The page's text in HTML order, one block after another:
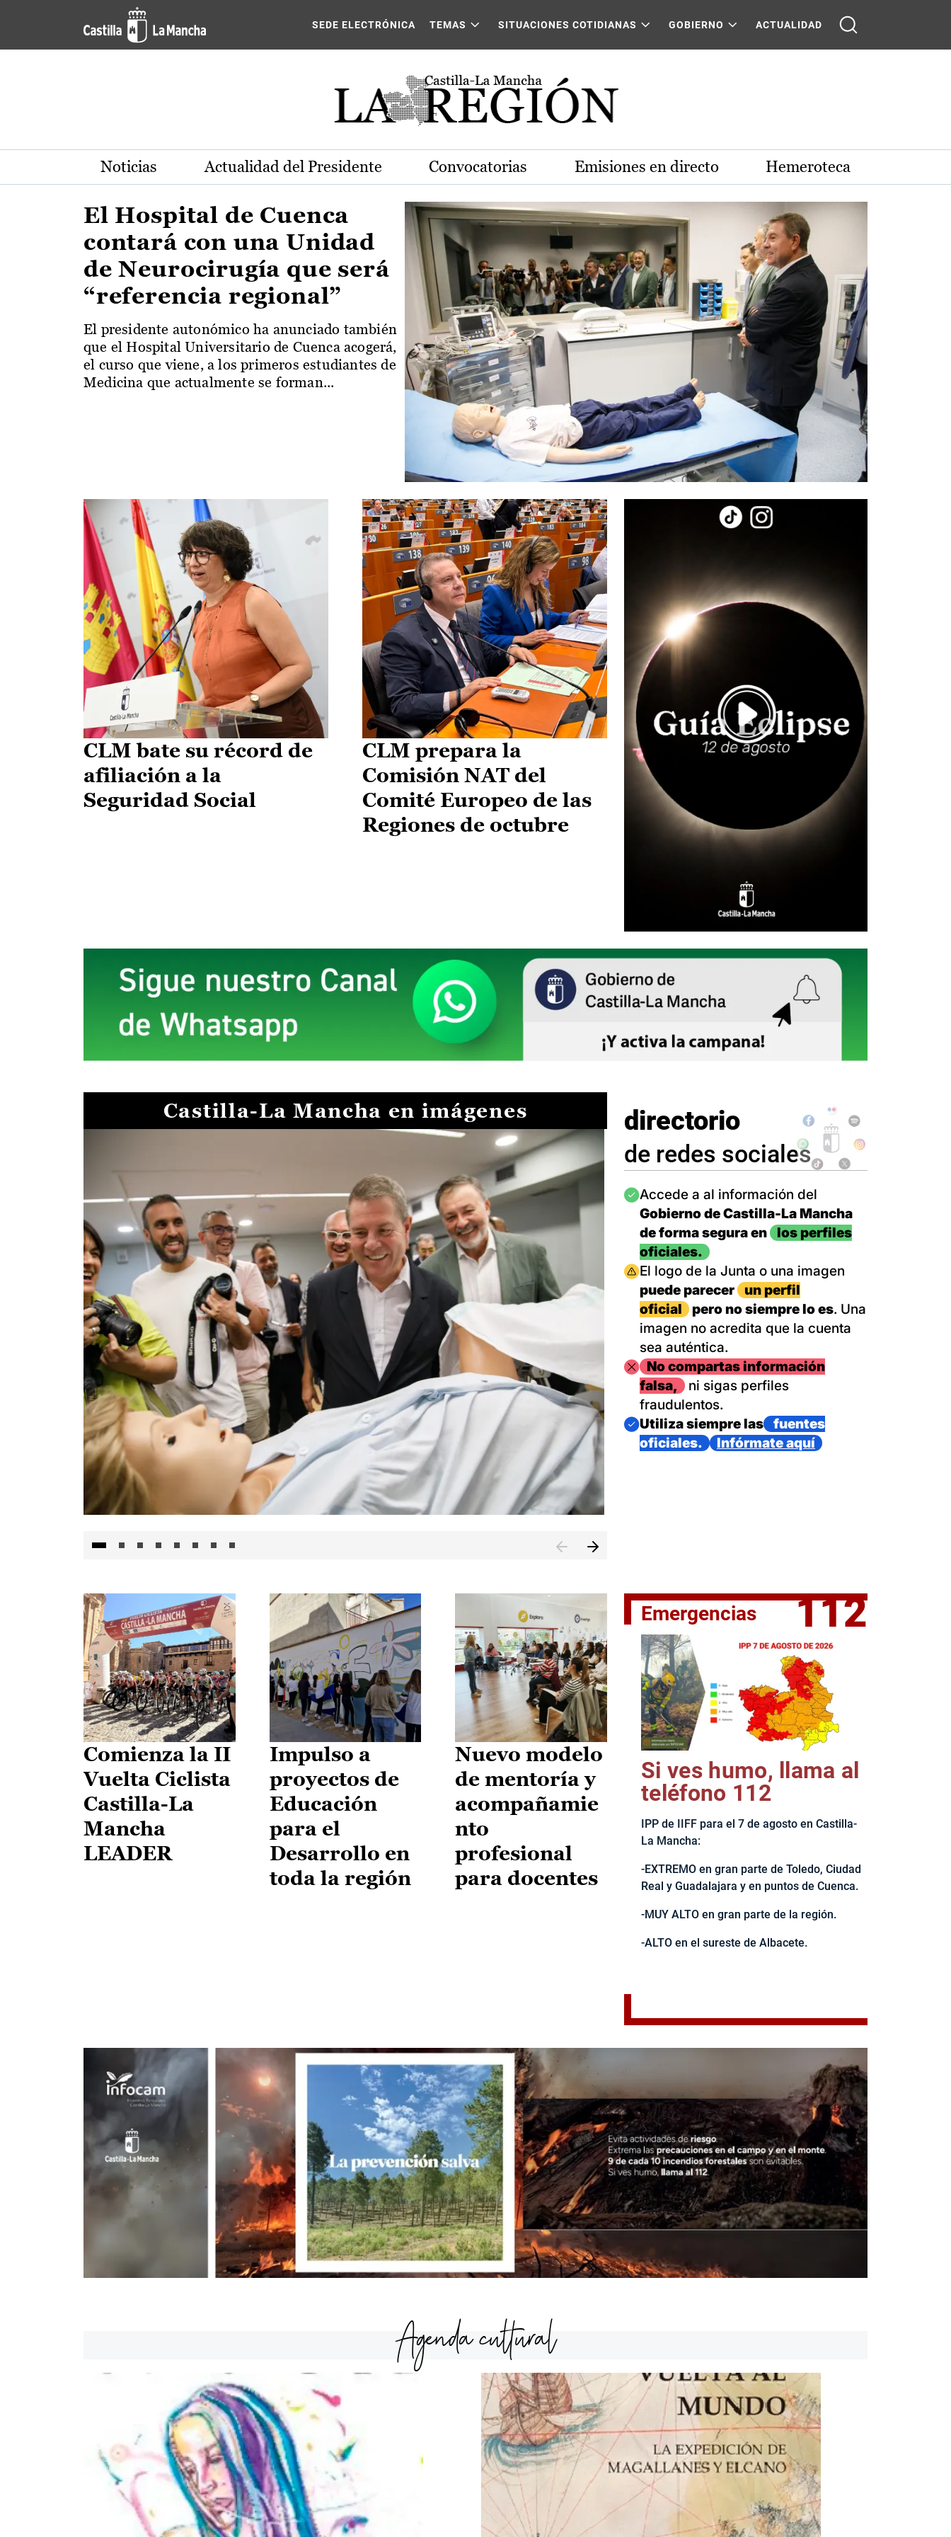
Pasar al contenido principal
Actualidad de la región de Castilla-La Mancha
SEDE ELECTRÓNICA TEMAS SITUACIONES COTIDIANAS GOBIERNO ACTUALIDAD
Noticias Actualidad del Presidente Convocatorias Emisiones en directo Hemeroteca
El Hospital de Cuenca
contará con una Unidad
de Neurocirugía que será
“referencia regional”
El presidente autonómico ha anunciado también
que el Hospital Universitario de Cuenca acogerá,
el curso que viene, a los primeros estudiantes de
Medicina que actualmente se forman...
CLM bate su récord de
afiliación a la
Seguridad Social
CLM prepara la
Comisión NAT del
Comité Europeo de las
Regiones de octubre
Castilla-La Mancha en imágenes
El jefe del Ejecutivo castellanomanchego, Emiliano García-
directorio
de redes sociales
Imagen
Accede a al información del
Gobierno de Castilla-La Mancha
de forma segura en
los perfiles
oficiales.
Imagen
El logo de la Junta o una imagen
puede parecer
un perfil
oficial
pero no siempre lo es. Una
imagen no acredita que la cuenta
sea auténtica.
ImagenNo compartas información
falsa,
ni sigas perfiles
fraudulentos.
Imagen
Utiliza siempre las
fuentes
oficiales.
Infórmate aquí
Comienza la II
Vuelta Ciclista
Castilla-La
Mancha
LEADER
Impulso a
proyectos de
Educación
para el
Desarrollo en
toda la región
Nuevo modelo
de mentoría y
acompañamie
nto
profesional
para docentes
Emergencias 112
Si ves humo, llama al
teléfono 112
IPP de IIFF para el 7 de agosto en Castilla-
La Mancha:
-EXTREMO en gran parte de Toledo, Ciudad
Real y Guadalajara y en puntos de Cuenca.
-MUY ALTO en gran parte de la región.
-ALTO en el sureste de Albacete.
Agenda cultural